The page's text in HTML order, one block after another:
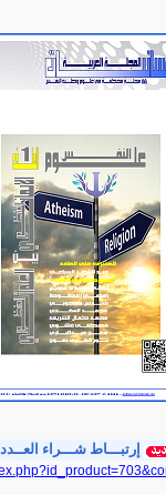
إرتبـــاط شـــراء